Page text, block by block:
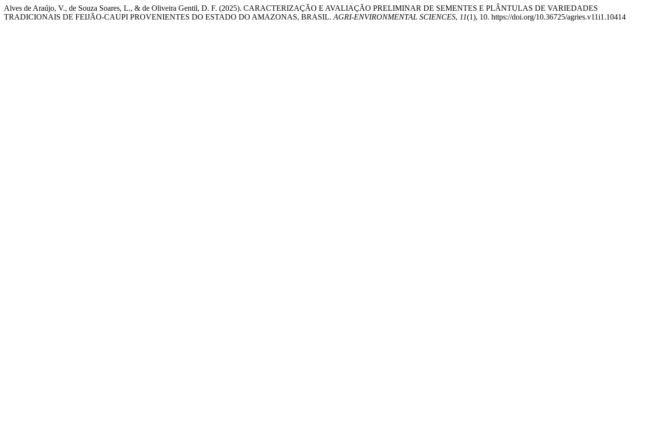
Alves de Araújo, V., de Souza Soares, L., & de Oliveira Gentil, D. F. (2025). CARACTERIZAÇÃO E AVALIAÇÃO PRELIMINAR DE SEMENTES E PLÂNTULAS DE VARIEDADES
TRADICIONAIS DE FEIJÃO-CAUPI PROVENIENTES DO ESTADO DO AMAZONAS, BRASIL. AGRI-ENVIRONMENTAL SCIENCES, 11(1), 10. https://doi.org/10.36725/agries.v11i1.10414